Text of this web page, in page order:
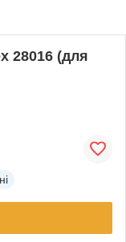
28016 (для